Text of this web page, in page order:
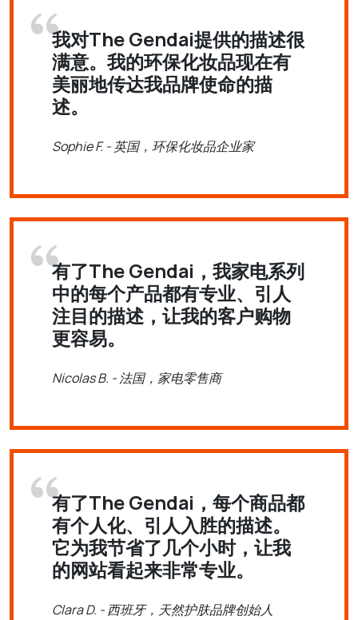
我对The Gendai提供的描述很
满意。我的环保化妆品现在有
美丽地传达我品牌使命的描
述。
Sophie F. - 英国，环保化妆品企业家
有了The Gendai，我家电系列
中的每个产品都有专业、引人
注目的描述，让我的客户购物
更容易。
Nicolas B. - 法国，家电零售商
有了The Gendai，每个商品都
有个人化、引人入胜的描述。
它为我节省了几个小时，让我
的网站看起来非常专业。
Clara D. - 西班牙，天然护肤品牌创始人